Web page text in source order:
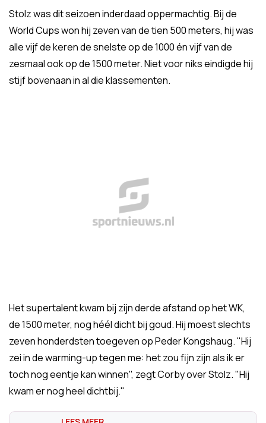
Stolz was dit seizoen inderdaad oppermachtig. Bij de
World Cups won hij zeven van de tien 500 meters, hij was
alle vijf de keren de snelste op de 1000 én vijf van de
zesmaal ook op de 1500 meter. Niet voor niks eindigde hij
stijf bovenaan in al die klassementen.
Het supertalent kwam bij zijn derde afstand op het WK,
de 1500 meter, nog héél dicht bij goud. Hij moest slechts
zeven honderdsten toegeven op Peder Kongshaug. "Hij
zei in de warming-up tegen me: het zou fijn zijn als ik er
toch nog eentje kan winnen", zegt Corby over Stolz. "Hij
kwam er nog heel dichtbij."